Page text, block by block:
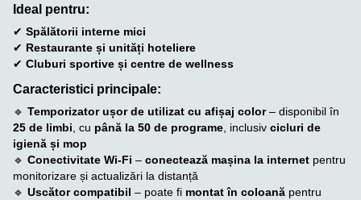
Ideal pentru:
✔ Spălătorii interne mici
✔ Restaurante și unități hoteliere
✔ Cluburi sportive și centre de wellness
Caracteristici principale:
🔹 Temporizator ușor de utilizat cu afișaj color– disponibil în
25 de limbi , cu până la 50 de programe , inclusiv cicluri de
igienă și mop
🔹 Conectivitate Wi-Fi – conectează mașina la internet pentru
monitorizare și actualizări la distanță
🔹 Uscător compatibil – poate fi montat în coloană pentru